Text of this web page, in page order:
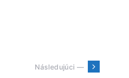
Následujúci —